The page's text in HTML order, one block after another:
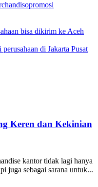
promosi
bisa dikirim ke Aceh
di Jakarta Pusat
Keren dan Kekinian
kantor tidak lagi hanya
juga sebagai sarana untuk...